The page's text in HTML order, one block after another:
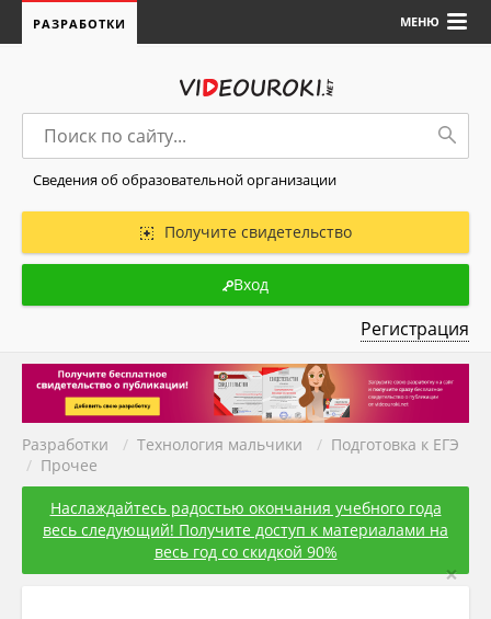
МЕНЮ
РАЗРАБОТКИ
Сведения об образовательной организации
Получите свидетельство
Вход
Регистрация
Разработки / Технология мальчики / Подготовка к ЕГЭ
/ Прочее
Наслаждайтесь радостью окончания учебного года
весь следующий! Получите доступ к материалами на
весь год со скидкой 90%
×